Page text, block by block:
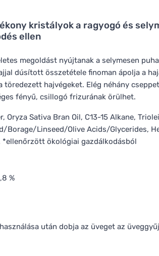
kristályok a ragyogó és
ellen
megoldást nyújtanak a selymesen
dúsított összetétele finoman ápolja a
hajvégeket. Elég néhány
fényű, csillogó frizurának örülhet.
Oryza Sativa Bran Oil, C13-15 Alkane,
Borage/Linseed/Olive Acids/Glycerides,
ökológiai gazdálkodásból
%
után dobja az üveget az